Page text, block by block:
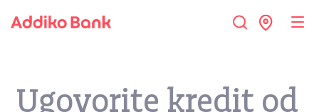
Ugovorite kredit od